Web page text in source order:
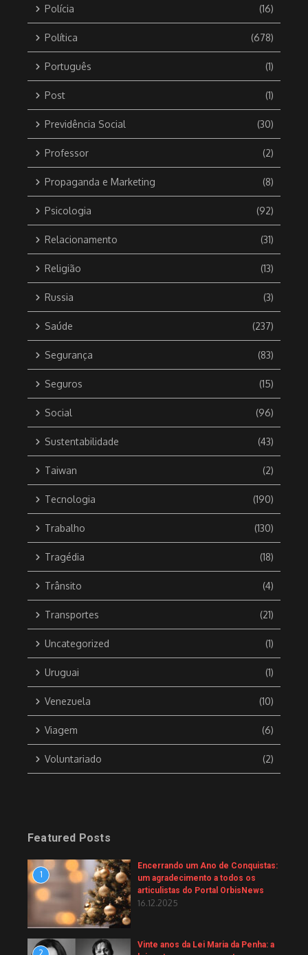
Polícia (16)
Política (678)
Português (1)
Post (1)
Previdência Social (30)
Professor (2)
Propaganda e Marketing (8)
Psicologia (92)
Relacionamento (31)
Religião (13)
Russia (3)
Saúde (237)
Segurança (83)
Seguros (15)
Social (96)
Sustentabilidade (43)
Taiwan (2)
Tecnologia (190)
Trabalho (130)
Tragédia (18)
Trânsito (4)
Transportes (21)
Uncategorized (1)
Uruguai (1)
Venezuela (10)
Viagem (6)
Voluntariado (2)
Featured Posts
1
Encerrando um Ano de Conquistas:
um agradecimento a todos os
articulistas do Portal OrbisNews
16.12.2025
Vinte anos da Lei Maria da Penha: a